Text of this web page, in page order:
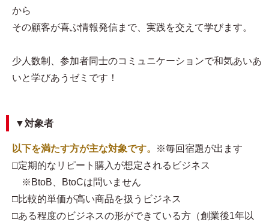
から
その顧客が喜ぶ情報発信まで、実践を交えて学びます。
少人数制、参加者同士のコミュニケーションで和気あいあ
いと学びあうゼミです！
▼対象者
以下を満たす方が主な対象です。
※毎回宿題が出ます
□定期的なリピート購入が想定されるビジネス
※BtoB、BtoCは問いません
□比較的単価が高い商品を扱うビジネス
□ある程度のビジネスの形ができている方（創業後1年以